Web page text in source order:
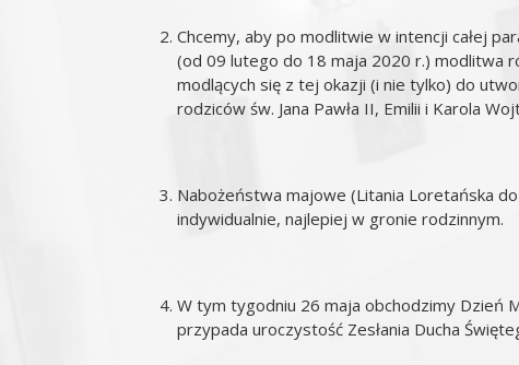
Chcemy, aby po modlitwie w intencji całej
(od 09 lutego do 18 maja 2020 r.) modlitwa
modlących się z tej okazji (i nie tylko) do
rodziców św. Jana Pawła II, Emilii i Karola
Nabożeństwa majowe (Litania Loretańska
indywidualnie, najlepiej w gronie rodzinnym.
W tym tygodniu 26 maja obchodzimy Dzień
przypada uroczystość Zesłania Ducha